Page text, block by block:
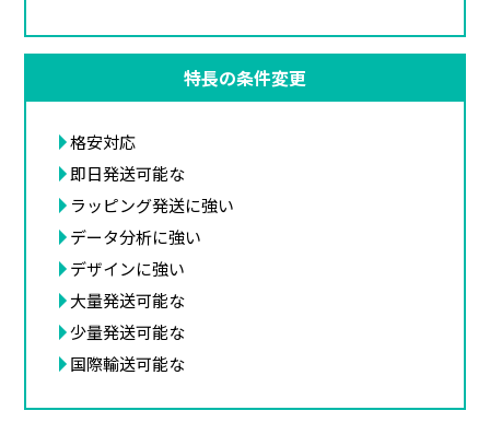
特長の条件変更
格安対応
即日発送可能な
ラッピング発送に強い
データ分析に強い
デザインに強い
大量発送可能な
少量発送可能な
国際輸送可能な